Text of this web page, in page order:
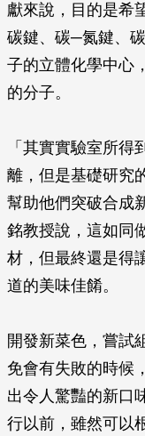
獻來說，目的是希
碳鍵、碳─氮鍵、
子的立體化學中心
的分子。
「其實實驗室所
離，但是基礎研究
幫助他們突破合成
銘教授說，這如同
材，但最終還是得
道的美味佳餚。
開發新菜色，嘗試
免會有失敗的時候
出令人驚豔的新口
行以前，雖然可以